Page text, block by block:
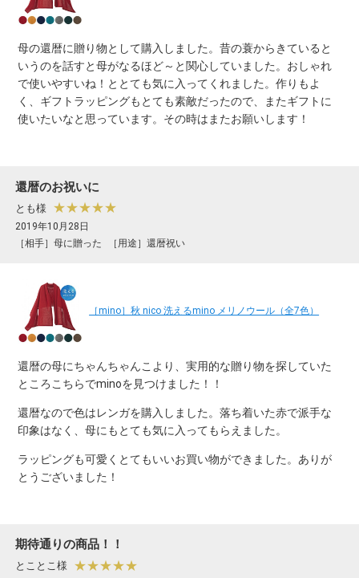
母の還暦に贈り物として購入しました。昔の蓑からきていると
いうのを話すと母がなるほど～と関心していました。おしゃれ
で使いやすいね！ととても気に入ってくれました。作りもよ
く、ギフトラッピングもとても素敵だったので、またギフトに
使いたいなと思っています。その時はまたお願いします！
還暦のお祝いに
とも様 ★★★★★
2019年10月28日
［相手］母に贈った
［用途］還暦祝い
［mino］秋 nico 洗えるmino メリノウール（全7色）
還暦の母にちゃんちゃんこより、実用的な贈り物を探していた
ところこちらでminoを見つけました！！
還暦なので色はレンガを購入しました。落ち着いた赤で派手な
印象はなく、母にもとても気に入ってもらえました。
ラッピングも可愛くとてもいいお買い物ができました。ありが
とうございました！
期待通りの商品！！
とことこ様 ★★★★★